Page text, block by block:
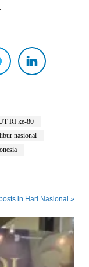
RI ke-80
libur nasional
in Hari Nasional »